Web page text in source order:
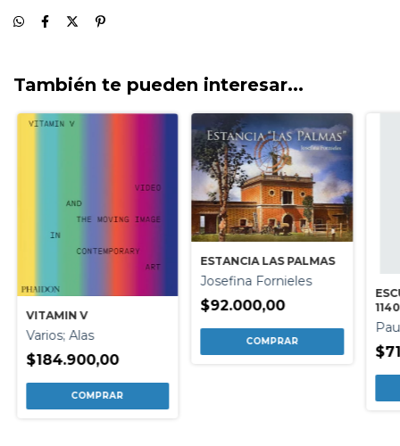
También te pueden interesar...
VITAMIN V
Varios; Alas
$184.900,00
ESTANCIA LAS PALMAS
Josefina Fornieles
$92.000,00